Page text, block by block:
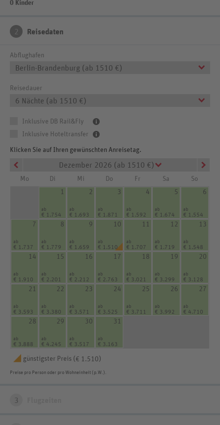
0 Kinder
2 Reisedaten
Abflughafen
Berlin-Brandenburg (ab 1510 €)
Reisedauer
6 Nächte (ab 1510 €)
Inklusive DB Rail&Fly
Inklusive Hoteltransfer
Klicken Sie auf Ihren gewünschten Anreisetag.
Dezember 2026 (ab 1510 €)
Mo Di Mi Do Fr Sa
So
1
ab
€ 1.754
2
ab
€ 1.693
3
ab
€ 1.871
4
ab
€ 1.592
5
ab
€ 1.674
6
ab
€ 1.554
7
ab
€ 1.737
8
ab
€ 1.779
9
ab
€ 1.659
10
ab
€ 1.510
11
ab
€ 1.707
12
ab
€ 1.719
13
ab
€ 1.548
14
ab
€ 1.910
15
ab
€ 2.201
16
ab
€ 2.212
17
ab
€ 2.763
18
ab
€ 3.021
19
ab
€ 3.299
20
ab
€ 3.128
21
ab
€ 3.593
22
ab
€ 3.380
23
ab
€ 3.571
24
ab
€ 3.525
25
ab
€ 3.711
26
ab
€ 3.992
27
ab
€ 4.710
28
ab
€ 3.888
29
ab
€ 4.245
30
ab
€ 3.517
31
ab
€ 3.163
günstigster Preis (€ 1.510)
Preise pro Person oder pro Wohneinheit (p.W.).
3